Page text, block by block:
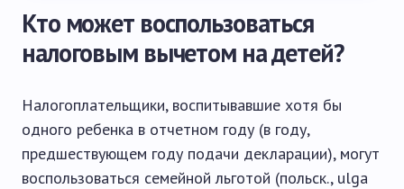
Кто может воспользоваться
налоговым вычетом на детей?
Налогоплательщики, воспитывавшие хотя бы
одного ребенка в отчетном году (в году,
предшествующем году подачи декларации), могут
воспользоваться семейной льготой (польск., ulga